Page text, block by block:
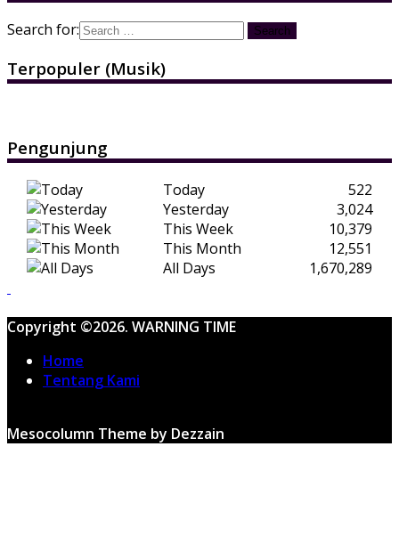
Search for:
Terpopuler (Musik)
Pengunjung
Today
522
Yesterday
3,024
This Week
10,379
This Month
12,551
All Days
1,670,289
Copyright ©2026. WARNING TIME
Home
Tentang Kami
Mesocolumn Theme by Dezzain